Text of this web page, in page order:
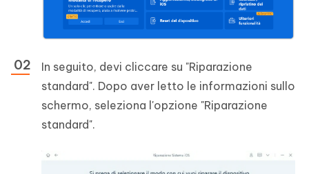
In seguito, devi cliccare su "Riparazione
standard". Dopo aver letto le informazioni sullo
schermo, seleziona l'opzione "Riparazione
standard".